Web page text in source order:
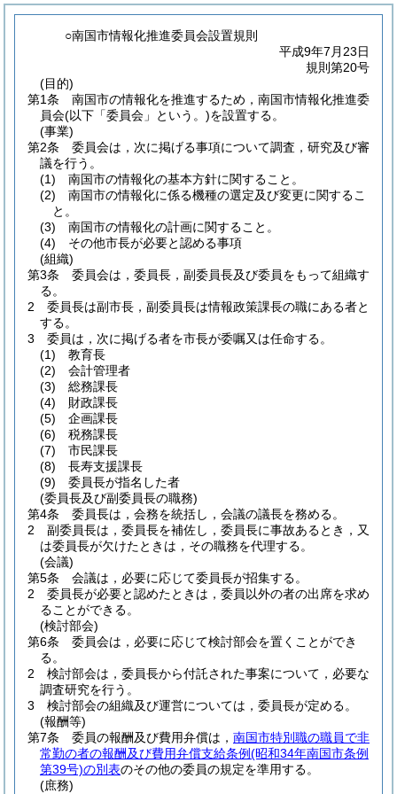
○南国市情報化推進委員会設置規則
平成9年7月23日
規則第20号
(目的)
第1条
南国市の情報化を推進するため，南国市情報化推進委
員会(以下「委員会」という。)を設置する。
(事業)
第2条
委員会は，次に掲げる事項について調査，研究及び審
議を行う。
(1)
南国市の情報化の基本方針に関すること。
(2)
南国市の情報化に係る機種の選定及び変更に関するこ
と。
(3)
南国市の情報化の計画に関すること。
(4)
その他市長が必要と認める事項
(組織)
第3条
委員会は，委員長，副委員長及び委員をもって組織す
る。
2
委員長は副市長，副委員長は情報政策課長の職にある者と
する。
3
委員は，次に掲げる者を市長が委嘱又は任命する。
(1)
教育長
(2)
会計管理者
(3)
総務課長
(4)
財政課長
(5)
企画課長
(6)
税務課長
(7)
市民課長
(8)
長寿支援課長
(9)
委員長が指名した者
(委員長及び副委員長の職務)
第4条
委員長は，会務を統括し，会議の議長を務める。
2
副委員長は，委員長を補佐し，委員長に事故あるとき，又
は委員長が欠けたときは，その職務を代理する。
(会議)
第5条
会議は，必要に応じて委員長が招集する。
2
委員長が必要と認めたときは，委員以外の者の出席を求め
ることができる。
(検討部会)
第6条
委員会は，必要に応じて検討部会を置くことができ
る。
2
検討部会は，委員長から付託された事案について，必要な
調査研究を行う。
3
検討部会の組織及び運営については，委員長が定める。
(報酬等)
第7条
委員の報酬及び費用弁償は， 南国市特別職の職員で非
常勤の者の報酬及び費用弁償支給条例(昭和34年南国市条例
第39号)の別表のその他の委員の規定を準用する。
(庶務)